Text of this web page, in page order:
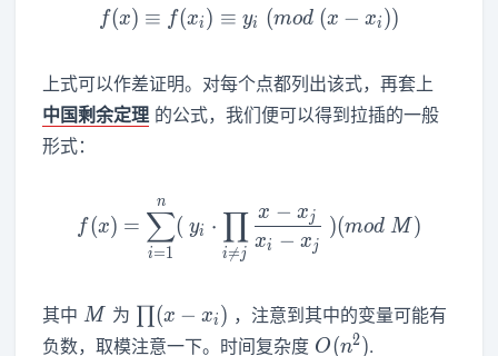
f(x)\equiv f(x_i)\equiv
f(x) ≡ f(xi ) ≡ yi (mod (x − xi ))
上式可以作差证明。对每个点都列出该式，再套上
中国剩余定理 的公式，我们便可以得到拉插的一般
形式：
f(x)=\sum_{i=1}^n
f(x) =
i=1
∑
n
( yi ⋅
i
=j
∏ xi − xj
x − xj )(mod M )
其中 M
M 为 \prod
(x-
(x − xi ) ，注意到其中的变量可能有
负数，取模注意一下。时间复杂度 O(n^2)
O(n2).